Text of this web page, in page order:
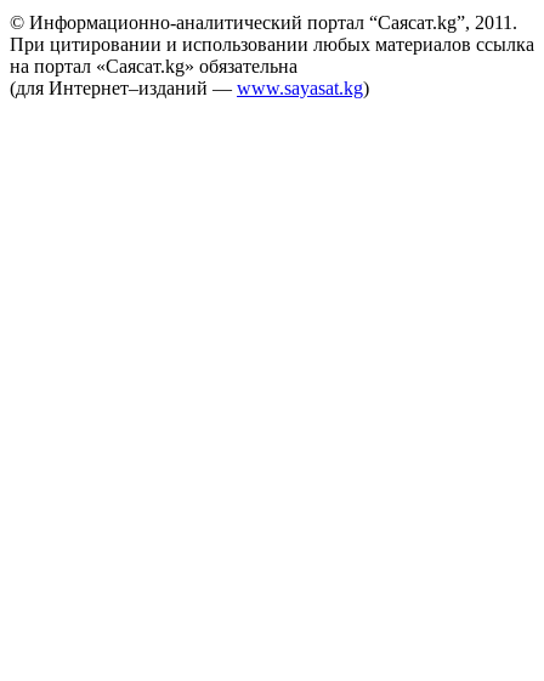
© Информационно-аналитический портал “Саясат.kg”, 2011.
При цитировании и использовании любых материалов ссылка
на портал «Саясат.kg» обязательна
(для Интернет–изданий — www.sayasat.kg)